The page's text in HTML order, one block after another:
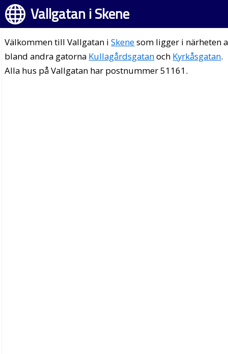
Vallgatan i Skene
Välkommen till Vallgatan iSkenesom ligger i närheten
bland andra gatorna Kullagårdsgatanoch Kyrkåsgatan.
Alla hus på Vallgatan har postnummer 51161.